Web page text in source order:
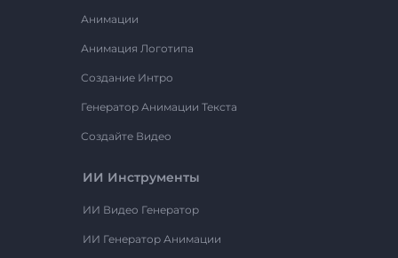
Анимации
Анимация Логотипа
Создание Интро
Генератор Анимации Текста
Создайте Видео
ИИ Инструменты
ИИ Видео Генератор
ИИ Генератор Анимации